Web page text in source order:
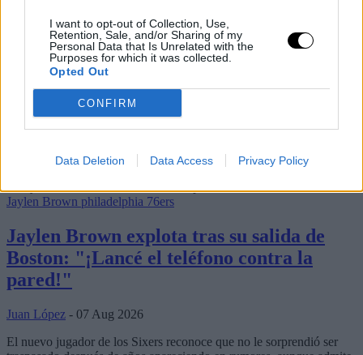
I want to opt-out of Collection, Use,
Retention, Sale, and/or Sharing of my
Personal Data that Is Unrelated with the
Purposes for which it was collected.
Opted Out
CONFIRM
Data Deletion Data Access Privacy Policy
Jaylen Brown philadelphia 76ers
Jaylen Brown explota tras su salida de
Boston: "¡Lancé el teléfono contra la
pared!"
Juan López - 07 Aug 2026
El nuevo jugador de los Sixers reconoce que no le sorprendió ser